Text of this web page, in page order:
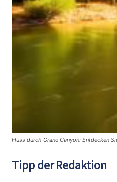
Fluss durch Grand Canyon: Entdecken
Tipp der Redaktion